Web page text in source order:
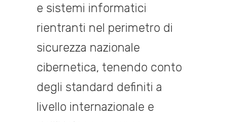
e sistemi informatici
rientranti nel perimetro di
sicurezza nazionale
cibernetica, tenendo conto
degli standard definiti a
livello internazionale e